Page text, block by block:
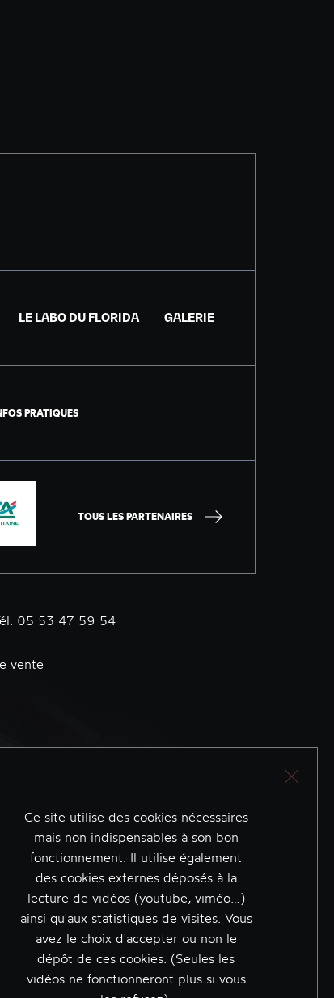
LE LABO DU FLORIDA GALERIE
PRATIQUES
TOUS LES PARTENAIRES
05 53 47 59 54
vente
Ce site utilise des cookies nécessaires
mais non indispensables à son bon
fonctionnement. Il utilise également
des cookies externes déposés à la
lecture de vidéos (youtube, viméo…)
ainsi qu'aux statistiques de visites. Vous
avez le choix d'accepter ou non le
dépôt de ces cookies. (Seules les
vidéos ne fonctionneront plus si vous